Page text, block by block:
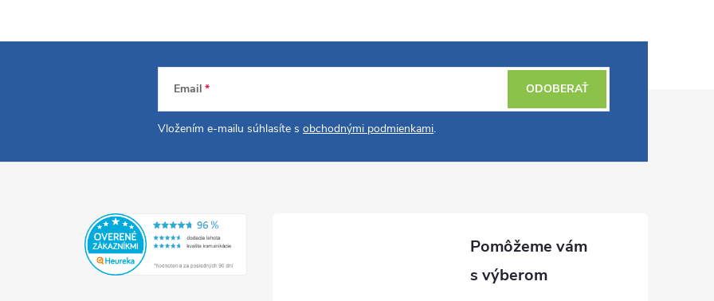
Email
Vložením e-mailu súhlasíte s obchodnými podmienkami.
ODOBERAŤ